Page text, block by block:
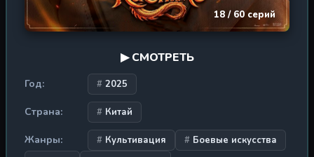
18 / 60 серий
▶ СМОТРЕТЬ
Год: 2025
Страна: Китай
Жанры: Культивация
Боевые искусства